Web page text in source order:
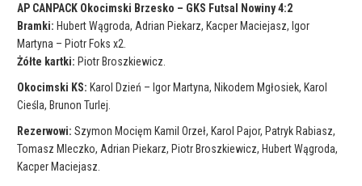
AP CANPACK Okocimski Brzesko – GKS Futsal Nowiny 4:2
Bramki: Hubert Wągroda, Adrian Piekarz, Kacper Maciejasz, Igor
Martyna – Piotr Foks x2.
Żółte kartki: Piotr Broszkiewicz.
Okocimski KS: Karol Dzień – Igor Martyna, Nikodem Mgłosiek, Karol
Cieśla, Brunon Turlej.
Rezerwowi: Szymon Mocięm Kamil Orzeł, Karol Pajor, Patryk Rabiasz,
Tomasz Mleczko, Adrian Piekarz, Piotr Broszkiewicz, Hubert Wągroda,
Kacper Maciejasz.